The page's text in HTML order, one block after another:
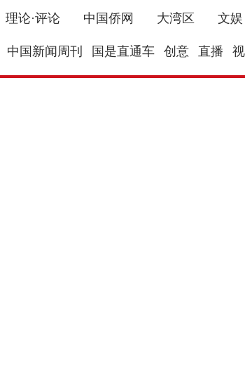
理论·评论 中国侨网 大湾区 文娱
中国新闻周刊 国是直通车 创意 直播